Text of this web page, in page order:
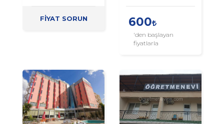
FİYAT SORUN 600
'den başlayan
fiyatlarla